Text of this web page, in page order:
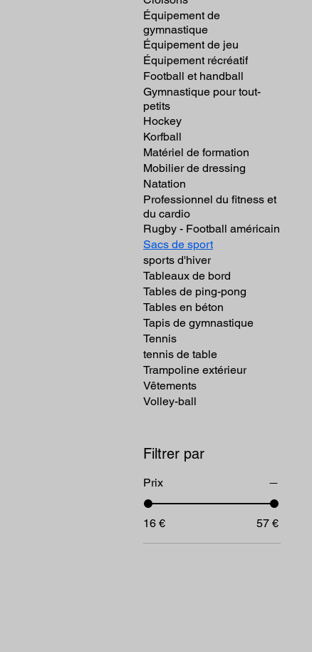
Équipement de
gymnastique
Équipement de jeu
Équipement récréatif
Football et handball
Gymnastique pour tout-
petits
Hockey
Korfball
Matériel de formation
Mobilier de dressing
Natation
Professionnel du fitness et
du cardio
Rugby - Football américain
Sacs de sport
sports d'hiver
Tableaux de bord
Tables de ping-pong
Tables en béton
Tapis de gymnastique
Tennis
tennis de table
Trampoline extérieur
Vêtements
Volley-ball
Filtrer par
Prix
16 € 57 €